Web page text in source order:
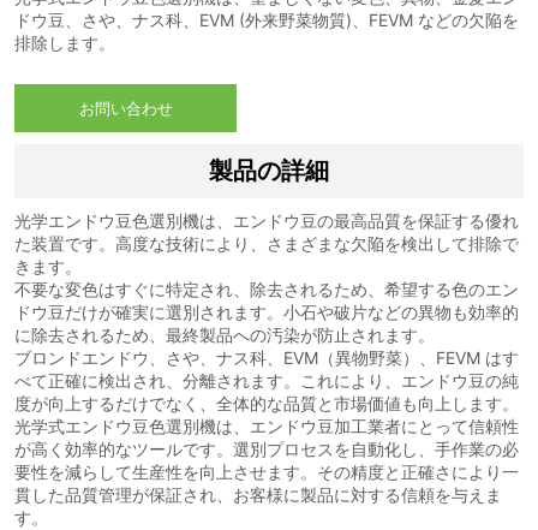
お問い合わせ
製品の詳細
光学エンドウ豆色選別機は、エンドウ豆の最高品質を保証する優れ
た装置です。高度な技術により、さまざまな欠陥を検出して排除で
きます。
不要な変色はすぐに特定され、除去されるため、希望する色のエン
ドウ豆だけが確実に選別されます。小石や破片などの異物も効率的
に除去されるため、最終製品への汚染が防止されます。
ブロンドエンドウ、さや、ナス科、EVM（異物野菜）、FEVM はす
べて正確に検出され、分離されます。これにより、エンドウ豆の純
度が向上するだけでなく、全体的な品質と市場価値も向上します。
光学式エンドウ豆色選別機は、エンドウ豆加工業者にとって信頼性
が高く効率的なツールです。選別プロセスを自動化し、手作業の必
要性を減らして生産性を向上させます。その精度と正確さにより一
貫した品質管理が保証され、お客様に製品に対する信頼を与えま
す。